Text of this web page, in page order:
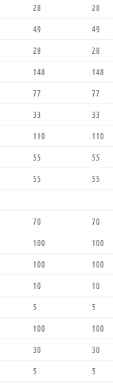
28
28
49
49
28
28
148
148
77
77
33
33
110
110
55
55
55
55
70
70
100
100
100
100
10
10
5
5
100
100
30
30
5 5